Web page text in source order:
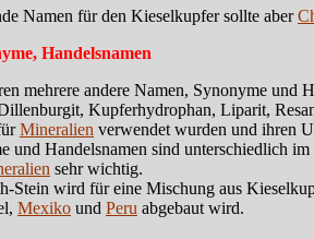
Namen für den Kieselkupfer sollte aber
Handelsnamen
mehrere andere Namen, Synonyme
Kupferhydrophan, Liparit,
Mineralien verwendet wurden und ihren
und Handelsnamen sind unterschiedlich
sehr wichtig.
Stein wird für eine Mischung aus
Mexiko und Peru abgebaut wird.